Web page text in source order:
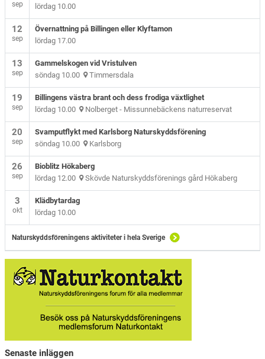
sep lördag 10.00
12
sep
Övernattning på Billingen eller Klyftamon
lördag 17.00
13
sep
Gammelskogen vid Vristulven
söndag 10.00 Timmersdala
19
sep
Billingens västra brant och dess frodiga växtlighet
lördag 10.00 Nolberget - Missunnebäckens naturreservat
20
sep
Svamputflykt med Karlsborg Naturskyddsförening
söndag 10.00 Karlsborg
26
sep
Bioblitz Hökaberg
lördag 12.00 Skövde Naturskyddsförenings gård Hökaberg
3
okt
Klädbytardag
lördag 10.00
Naturskyddsföreningens aktiviteter i hela Sverige
Senaste inläggen